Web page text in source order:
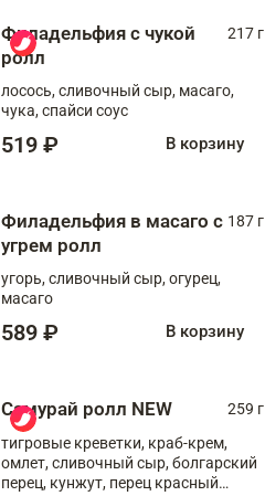
Филадельфия с чукой
ролл
217 г
лосось, сливочный сыр, масаго,
чука, спайси соус
519 ₽ В корзину
Филадельфия в масаго с
угрем ролл
187 г
угорь, сливочный сыр, огурец,
масаго
589 ₽ В корзину
Самурай ролл NEW
259 г
тигровые креветки, краб-крем,
омлет, сливочный сыр, болгарский
перец, кунжут, перец красный